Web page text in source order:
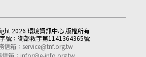
2026 環境資訊中心 版權所有
號： 衛部救字第1141364365號
信箱： service@tnf.org.tw
箱： infor@e-info.org.tw